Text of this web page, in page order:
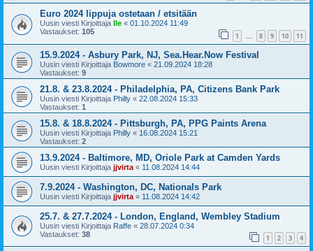
Euro 2024 lippuja ostetaan / etsitään
Uusin viesti Kirjoittaja Ile « 01.10.2024 11:49
Vastaukset: 105 1 … 8 9 10 11
15.9.2024 - Asbury Park, NJ, Sea.Hear.Now Festival
Uusin viesti Kirjoittaja Bowmore « 21.09.2024 18:28
Vastaukset: 9
21.8. & 23.8.2024 - Philadelphia, PA, Citizens Bank Park
Uusin viesti Kirjoittaja Philly « 22.08.2024 15:33
Vastaukset: 1
15.8. & 18.8.2024 - Pittsburgh, PA, PPG Paints Arena
Uusin viesti Kirjoittaja Philly « 16.08.2024 15:21
Vastaukset: 2
13.9.2024 - Baltimore, MD, Oriole Park at Camden Yards
Uusin viesti Kirjoittaja jjvirta « 11.08.2024 14:44
7.9.2024 - Washington, DC, Nationals Park
Uusin viesti Kirjoittaja jjvirta « 11.08.2024 14:42
25.7. & 27.7.2024 - London, England, Wembley Stadium
Uusin viesti Kirjoittaja Raffe « 28.07.2024 0:34
Vastaukset: 38 1 2 3 4